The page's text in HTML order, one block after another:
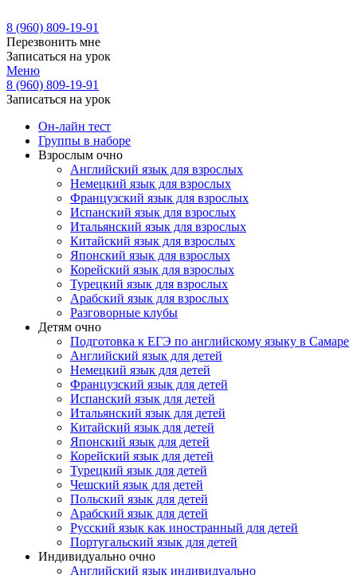
8 (960) 809-19-91
Перезвонить мне
Записаться на урок
Меню
8 (960) 809-19-91
Записаться на урок
Он-лайн тест
Группы в наборе
Взрослым очно
Английский язык для взрослых
Немецкий язык для взрослых
Французский язык для взрослых
Испанский язык для взрослых
Итальянский язык для взрослых
Китайский язык для взрослых
Японский язык для взрослых
Корейский язык для взрослых
Турецкий язык для взрослых
Арабский язык для взрослых
Разговорные клубы
Детям очно
Подготовка к ЕГЭ по английскому языку в Самаре
Английский язык для детей
Немецкий язык для детей
Французский язык для детей
Испанский язык для детей
Итальянский язык для детей
Китайский язык для детей
Японский язык для детей
Корейский язык для детей
Турецкий язык для детей
Чешский язык для детей
Польский язык для детей
Арабский язык для детей
Русский язык как иностранный для детей
Португальский язык для детей
Индивидуально очно
Английский язык индивидуально